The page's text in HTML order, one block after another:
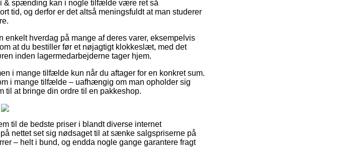
& spænding kan i nogle tilfælde være ret så
tid, og derfor er det altså meningsfuldt at man studerer
hverdag på mange af deres varer, eksempelvis
at du bestiller før et nøjagtigt klokkeslæt, med det
inden lagermedarbejderne tager hjem.
i mange tilfælde kun når du aftager for en konkret sum.
i mange tilfælde – uafhængig om man opholder sig
at bringe din ordre til en pakkeshop.
til de bedste priser i blandt diverse internet
nettet set sig nødsaget til at sænke salgspriserne på
– helt i bund, og endda nogle gange garantere fragt